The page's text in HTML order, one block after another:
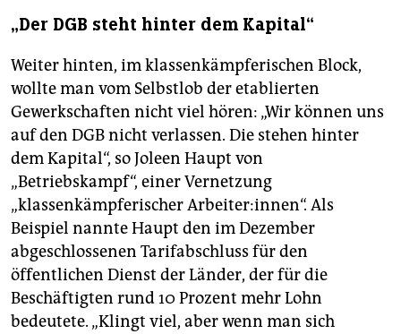
„Der DGB steht hinter dem Kapital“
Weiter hinten, im klassenkämpferischen Block,
wollte man vom Selbstlob der etablierten
Gewerkschaften nicht viel hören: „Wir können uns
auf den DGB nicht verlassen. Die stehen hinter
dem Kapital“, so Joleen Haupt von
„Betriebskampf“, einer Vernetzung
„klassenkämpferischer Arbeiter:innen“. Als
Beispiel nannte Haupt den im Dezember
abgeschlossenen Tarifabschluss für den
öffentlichen Dienst der Länder, der für die
Beschäftigten rund 10 Prozent mehr Lohn
bedeutete. „Klingt viel, aber wenn man sich